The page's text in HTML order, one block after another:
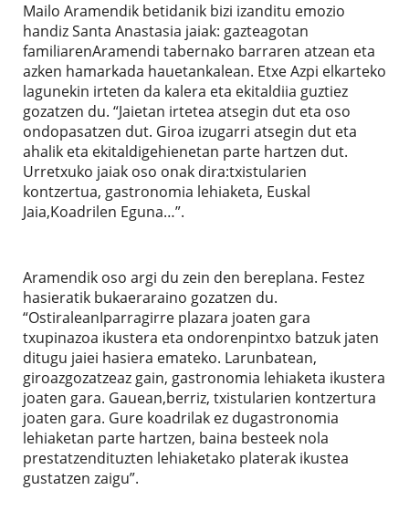
Mailo Aramendik betidanik bizi izanditu emozio
handiz Santa Anastasia jaiak: gazteagotan
familiarenAramendi tabernako barraren atzean eta
azken hamarkada hauetankalean. Etxe Azpi elkarteko
lagunekin irteten da kalera eta ekitaldiia guztiez
gozatzen du. “Jaietan irtetea atsegin dut eta oso
ondopasatzen dut. Giroa izugarri atsegin dut eta
ahalik eta ekitaldigehienetan parte hartzen dut.
Urretxuko jaiak oso onak dira:txistularien
kontzertua, gastronomia lehiaketa, Euskal
Jaia,Koadrilen Eguna…”.
Aramendik oso argi du zein den bereplana. Festez
hasieratik bukaeraraino gozatzen du.
“OstiraleanIparragirre plazara joaten gara
txupinazoa ikustera eta ondorenpintxo batzuk jaten
ditugu jaiei hasiera emateko. Larunbatean,
giroazgozatzeaz gain, gastronomia lehiaketa ikustera
joaten gara. Gauean,berriz, txistularien kontzertura
joaten gara. Gure koadrilak ez dugastronomia
lehiaketan parte hartzen, baina besteek nola
prestatzendituzten lehiaketako platerak ikustea
gustatzen zaigu”.